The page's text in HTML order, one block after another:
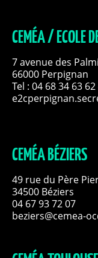
CEMÉA / ECOLE
7 avenue des
66000 Perpignan
Tel : 04 68 34 63 62
CEMÉA BÉZIERS
49 rue du Père
34500 Béziers
04 67 93 72 07
beziers@cemea-